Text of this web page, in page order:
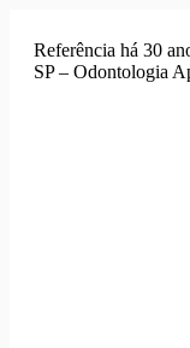
para
conteúdo
Referência há 30
SP – Odontologia